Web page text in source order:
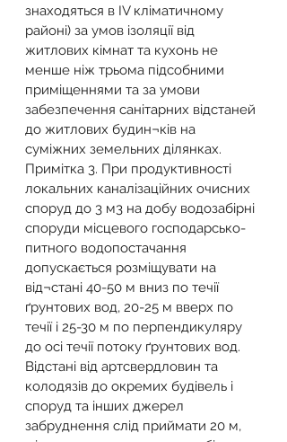
знаходяться в IV кліматичному
районі) за умов ізоляції від
житлових кімнат та кухонь не
менше ніж трьома підсобними
приміщеннями та за умови
забезпечення санітарних відстаней
до житлових будин¬ків на
суміжних земельних ділянках.
Примітка 3. При продуктивності
локальних каналізаційних очисних
споруд до 3 м3 на добу водозабірні
споруди місцевого господарсько-
питного водопостачання
допускається розміщувати на
від¬стані 40-50 м вниз по течії
ґрунтових вод, 20-25 м вверх по
течії і 25-30 м по перпендикуляру
до осі течії потоку ґрунтових вод.
Відстані від артсвердловин та
колодязів до окремих будівель і
споруд та інших джерел
забруднення слід приймати 20 м,